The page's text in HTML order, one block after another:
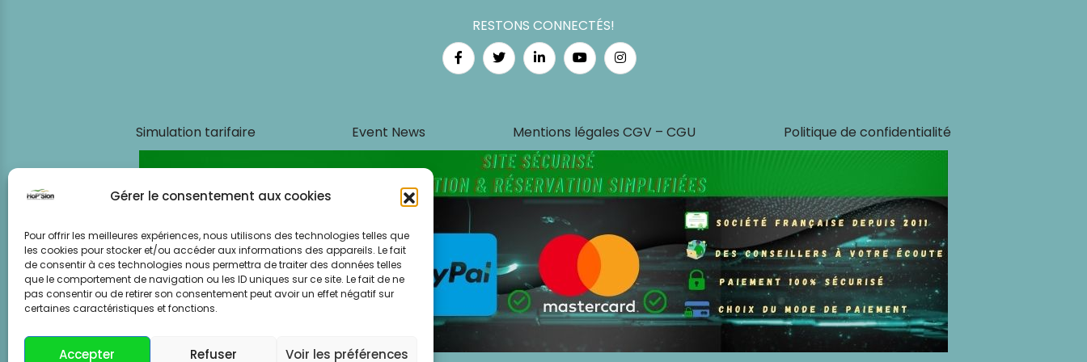
Gérer le consentement aux cookies
Pour offrir les meilleures expériences, nous utilisons des technologies telles que
les cookies pour stocker et/ou accéder aux informations des appareils. Le fait
de consentir à ces technologies nous permettra de traiter des données telles
que le comportement de navigation ou les ID uniques sur ce site. Le fait de ne
pas consentir ou de retirer son consentement peut avoir un effet négatif sur
certaines caractéristiques et fonctions.
Accepter Refuser Voir les préférences
RESTONS CONNECTÉS!
Simulation tarifaire Event News Mentions légales CGV – CGU Politique de confidentialité